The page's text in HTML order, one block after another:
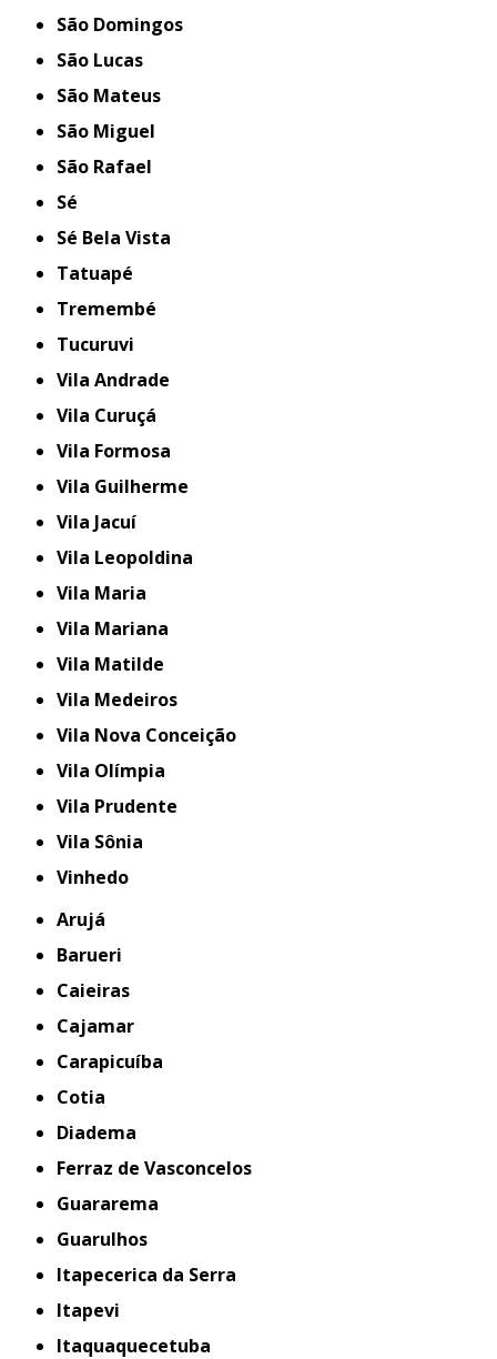
São Domingos
São Lucas
São Mateus
São Miguel
São Rafael
Sé
Sé Bela Vista
Tatuapé
Tremembé
Tucuruvi
Vila Andrade
Vila Curuçá
Vila Formosa
Vila Guilherme
Vila Jacuí
Vila Leopoldina
Vila Maria
Vila Mariana
Vila Matilde
Vila Medeiros
Vila Nova Conceição
Vila Olímpia
Vila Prudente
Vila Sônia
Vinhedo
Arujá
Barueri
Caieiras
Cajamar
Carapicuíba
Cotia
Diadema
Ferraz de Vasconcelos
Guararema
Guarulhos
Itapecerica da Serra
Itapevi
Itaquaquecetuba